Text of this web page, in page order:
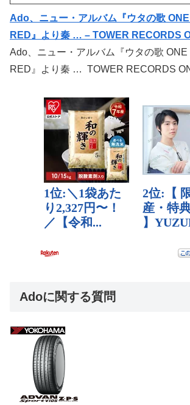
Ado、ニュー・アルバム『ウタの歌
RED』より秦 … – TOWER RECORDS
Ado、ニュー・アルバム『ウタの歌 ONE
RED』より秦 … TOWER RECORDS
Adoに関する質問